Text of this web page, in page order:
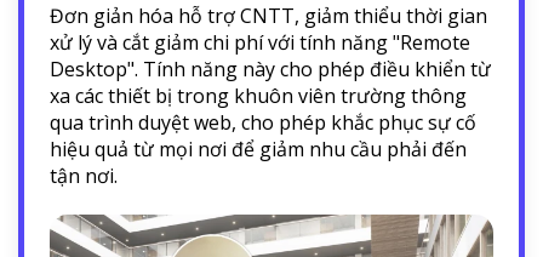
Đơn giản hóa hỗ trợ CNTT, giảm thiểu thời gian
xử lý và cắt giảm chi phí với tính năng "Remote
Desktop". Tính năng này cho phép điều khiển từ
xa các thiết bị trong khuôn viên trường thông
qua trình duyệt web, cho phép khắc phục sự cố
hiệu quả từ mọi nơi để giảm nhu cầu phải đến
tận nơi.